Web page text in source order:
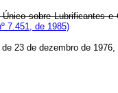
sobre Lubrificantes
7.451, de 1985)
23 de dezembro de